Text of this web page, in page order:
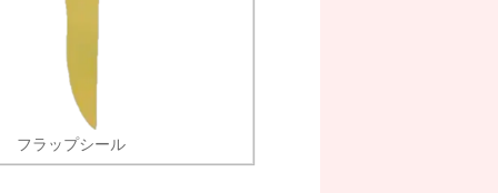
フラップシール